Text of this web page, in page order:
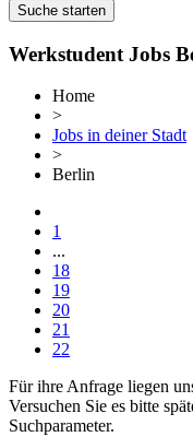
Suche starten
Werkstudent Jobs
Home
>
Jobs in deiner Stadt
>
Berlin
1
...
18
19
20
21
22
Für ihre Anfrage liegen
Versuchen Sie es bitte
Suchparameter.